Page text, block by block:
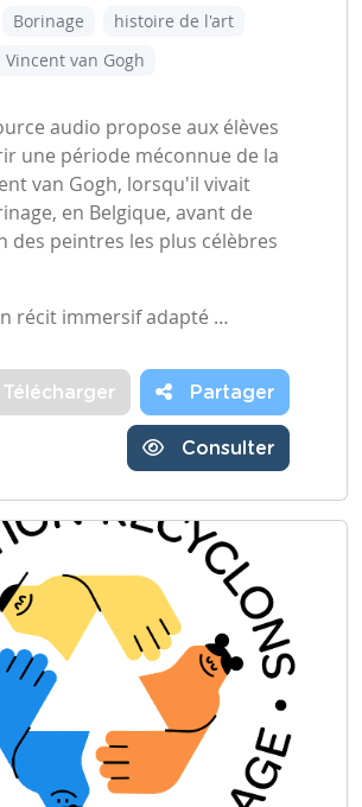
Borinage
histoire de l'art
Vincent van Gogh
audio propose aux élèves
une période méconnue de la
van Gogh, lorsqu'il vivait
en Belgique, avant de
des peintres les plus célèbres
récit immersif adapté …
Télécharger Partager
Consulter